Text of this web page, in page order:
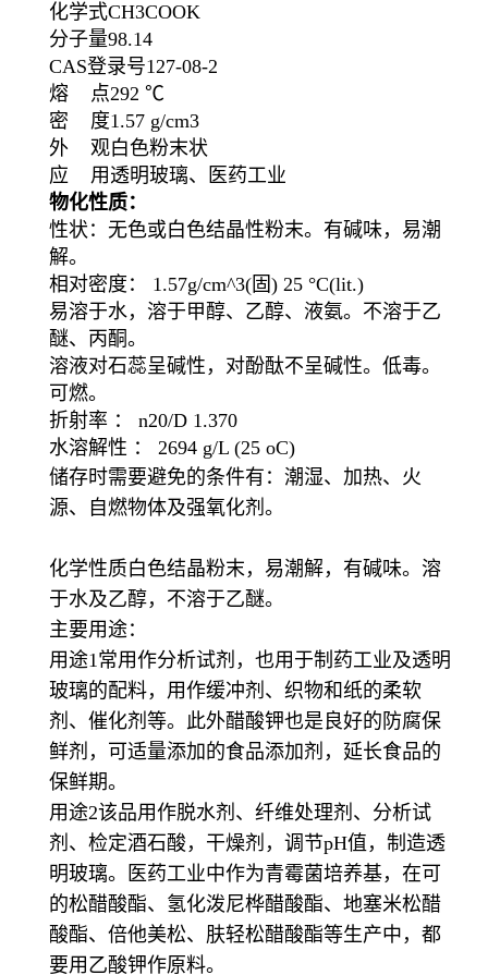
化学式CH3COOK
分子量98.14
CAS登录号127-08-2
熔 点292 ℃
密 度1.57 g/cm3
外 观白色粉末状
应 用透明玻璃、医药工业
物化性质：
性状：无色或白色结晶性粉末。有碱味，易潮
解。
相对密度： 1.57g/cm^3(固) 25 °C(lit.)
易溶于水，溶于甲醇、乙醇、液氨。不溶于乙
醚、丙酮。
溶液对石蕊呈碱性，对酚酞不呈碱性。低毒。
可燃。
折射率 ： n20/D 1.370
水溶解性 ： 2694 g/L (25 oC)
储存时需要避免的条件有：潮湿、加热、火
源、自燃物体及强氧化剂。
化学性质白色结晶粉末，易潮解，有碱味。溶
于水及乙醇，不溶于乙醚。
主要用途：
用途1常用作分析试剂，也用于制药工业及透明
玻璃的配料，用作缓冲剂、织物和纸的柔软
剂、催化剂等。此外醋酸钾也是良好的防腐保
鲜剂，可适量添加的食品添加剂，延长食品的
保鲜期。
用途2该品用作脱水剂、纤维处理剂、分析试
剂、检定酒石酸，干燥剂，调节pH值，制造透
明玻璃。医药工业中作为青霉菌培养基，在可
的松醋酸酯、氢化泼尼桦醋酸酯、地塞米松醋
酸酯、倍他美松、肤轻松醋酸酯等生产中，都
要用乙酸钾作原料。